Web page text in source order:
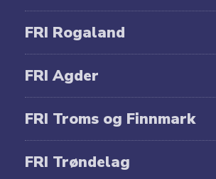
FRI Rogaland
FRI Agder
FRI Troms og Finnmark
FRI Trøndelag